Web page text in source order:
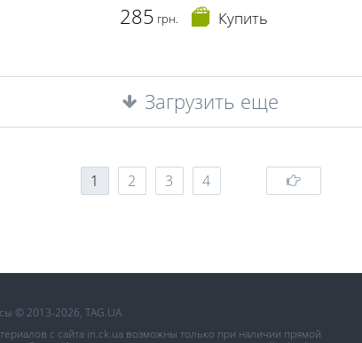
285 грн. Купить
Загрузить еще
1 2 3 4
© 2013-2026, TAG.UA
с сайта in.ck.ua возможны только при наличии прямой